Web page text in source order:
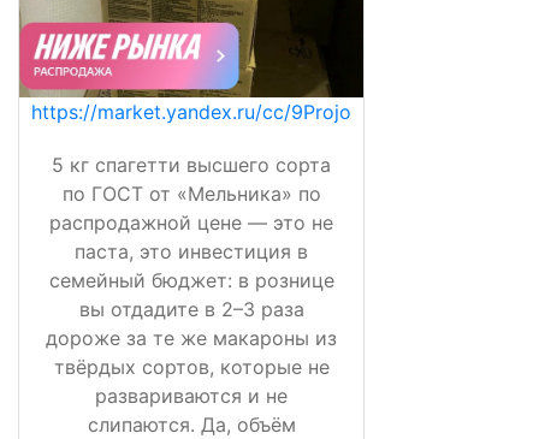
https://market.yandex.ru/cc/9Projo
5 кг спагетти высшего сорта
по ГОСТ от «Мельника» по
распродажной цене — это не
паста, это инвестиция в
семейный бюджет: в рознице
вы отдадите в 2–3 раза
дороже за те же макароны из
твёрдых сортов, которые не
развариваются и не
слипаются. Да, объём